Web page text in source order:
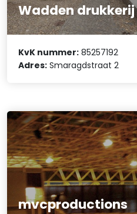
Wadden drukkerij
KvK nummer: 85257192
Adres: Smaragdstraat 2
mvcproductions